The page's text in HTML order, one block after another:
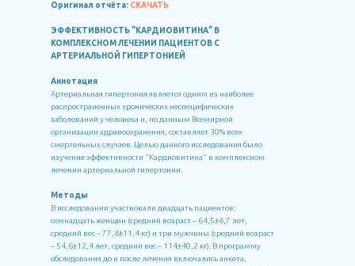
Оригинал отчёта: СКАЧАТЬ
ЭФФЕКТИВНОСТЬ "КАРДИОВИТИНА" В
КОМПЛЕКСНОМ ЛЕЧЕНИИ ПАЦИЕНТОВ С
АРТЕРИАЛЬНОЙ ГИПЕРТОНИЕЙ
Аннотация
Артериальная гипертония является одним из наиболее
распространенных хронических неспецифических
заболеваний у человека и, по данным Всемирной
организации здравоохранения, составляет 30% всех
смертельных случаев. Целью данного исследования было
изучение эффективности "Кардиовитина" в комплексном
лечении артериальной гипертонии.
Методы
В исследовании участвовали двадцать пациентов:
семнадцать женщин (средний возраст – 64,5±8,7 лет,
средний вес – 77,8±11,4 кг) и три мужчины (средний возраст
– 54,6±12,4 лет, средний вес – 114±40,2 кг). В программу
обследования до и после лечения включались анкета,